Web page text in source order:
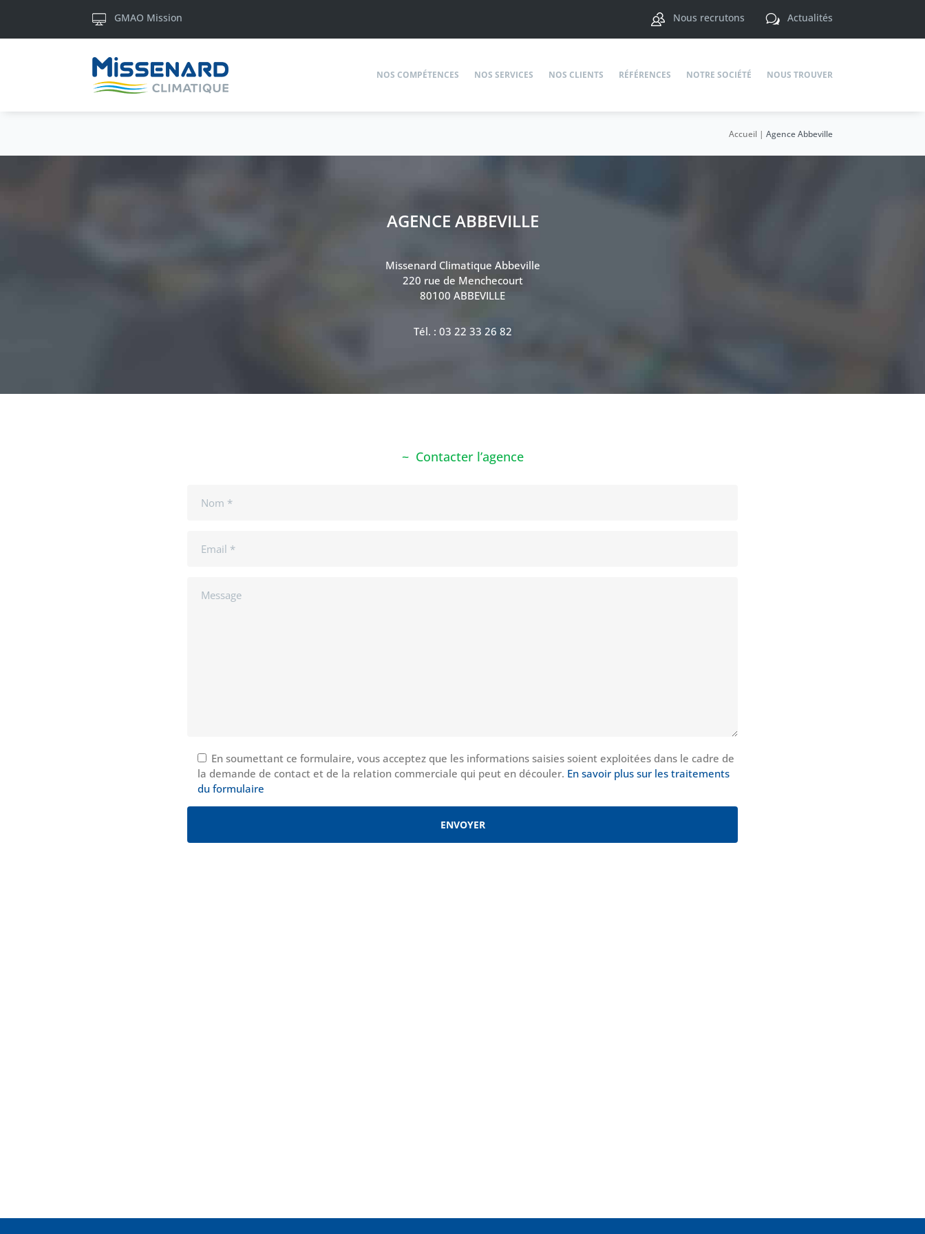
GMAO Mission w Actualités
Nous recrutons
NOS COMPÉTENCES NOS SERVICES NOS CLIENTS RÉFÉRENCES NOTRE SOCIÉTÉ NOUS TROUVER
Accueil| Agence Abbeville
AGENCE ABBEVILLE
Missenard Climatique Abbeville
220 rue de Menchecourt
80100 ABBEVILLE
Tél. : 03 22 33 26 82
Contacter l’agence
En soumettant ce formulaire, vous acceptez que les informations saisies soient exploitées dans le cadre de
la demande de contact et de la relation commerciale qui peut en découler. En savoir plus sur les traitements
du formulaire